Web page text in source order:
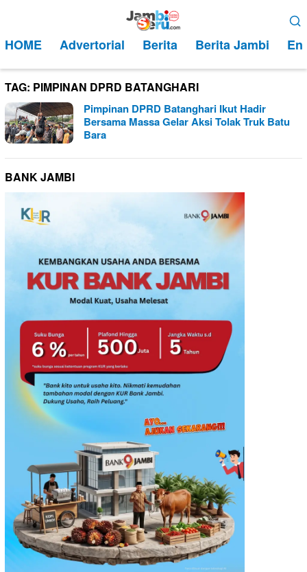
kontenMobile
HOME Advertorial Berita Berita Jambi
TAG: PIMPINAN DPRD BATANGHARI
Pimpinan DPRD Batanghari Ikut Hadir
Bersama Massa Gelar Aksi Tolak Truk Batu
Bara
BANK JAMBI